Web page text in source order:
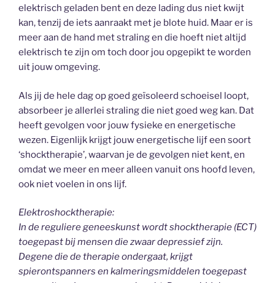
elektrisch geladen bent en deze lading dus niet kwijt
kan, tenzij de iets aanraakt met je blote huid. Maar er is
meer aan de hand met straling en die hoeft niet altijd
elektrisch te zijn om toch door jou opgepikt te worden
uit jouw omgeving.
Als jij de hele dag op goed geïsoleerd schoeisel loopt,
absorbeer je allerlei straling die niet goed weg kan. Dat
heeft gevolgen voor jouw fysieke en energetische
wezen. Eigenlijk krijgt jouw energetische lijf een soort
‘shocktherapie’, waarvan je de gevolgen niet kent, en
omdat we meer en meer alleen vanuit ons hoofd leven,
ook niet voelen in ons lijf.
Elektroshocktherapie:
In de reguliere geneeskunst wordt shocktherapie (ECT)
toegepast bij mensen die zwaar depressief zijn.
Degene die de therapie ondergaat, krijgt
spierontspanners en kalmeringsmiddelen toegepast